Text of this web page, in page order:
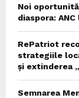
Noi
diaspora:
RePatriot
strategiile
și extinderea
Semnarea